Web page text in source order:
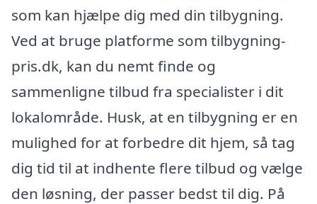
som kan hjælpe dig med din tilbygning.
Ved at bruge platforme som tilbygning-
pris.dk, kan du nemt finde og
sammenligne tilbud fra specialister i dit
lokalområde. Husk, at en tilbygning er en
mulighed for at forbedre dit hjem, så tag
dig tid til at indhente flere tilbud og vælge
den løsning, der passer bedst til dig. På